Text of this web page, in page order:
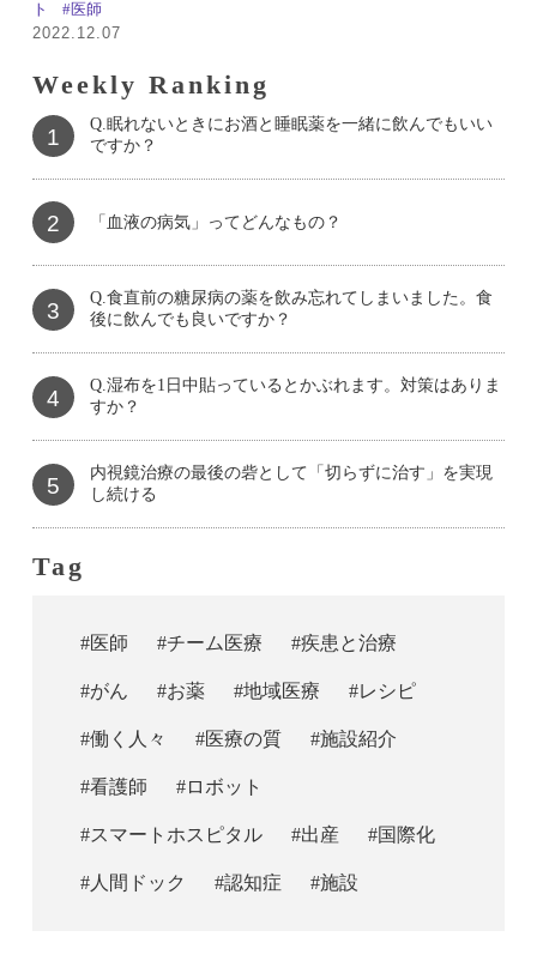
ト
#医師
2022.12.07
Weekly Ranking
1
Q.眠れないときにお酒と睡眠薬を一緒に飲んでもいい
ですか？
2 「血液の病気」ってどんなもの？
3
Q.食直前の糖尿病の薬を飲み忘れてしまいました。食
後に飲んでも良いですか？
4
Q.湿布を1日中貼っているとかぶれます。対策はありま
すか？
5
内視鏡治療の最後の砦として「切らずに治す」を実現
し続ける
Tag
#医師 #チーム医療 #疾患と治療
#がん #お薬 #地域医療 #レシピ
#働く人々 #医療の質 #施設紹介
#看護師 #ロボット
#スマートホスピタル #出産 #国際化
#人間ドック #認知症 #施設